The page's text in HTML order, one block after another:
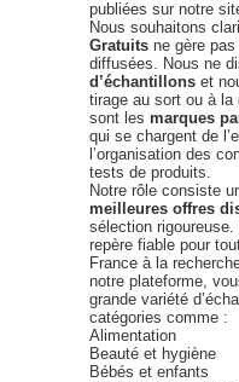
publiées sur notre
Nous souhaitons
Gratuits ne gère
diffusées. Nous ne
d’échantillons et
tirage au sort ou à
sont les marques
qui se chargent de
l’organisation des
tests de produits.
Notre rôle consiste
meilleures offres
sélection
repère fiable pour
France à la
notre plateforme,
grande variété
catégories comme :
Alimentation
Beauté et hygiène
Bébés et enfants